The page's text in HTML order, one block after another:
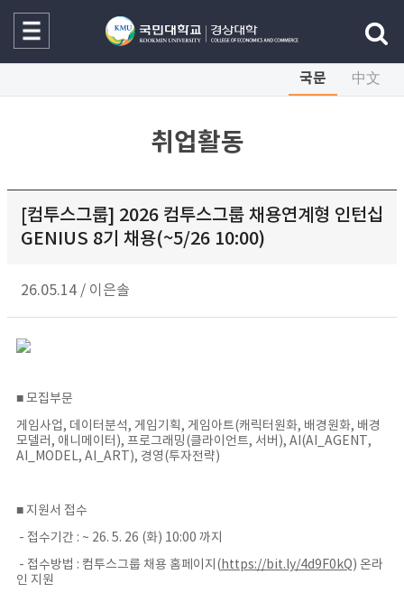
국문 中文
취업활동
[컴투스그룹] 2026 컴투스그룹 채용연계형 인턴십
GENIUS 8기 채용(~5/26 10:00)
26.05.14 / 이은솔
■ 모집부문
게임사업, 데이터분석, 게임기획, 게임아트(캐릭터원화, 배경원화, 배경
모델러, 애니메이터), 프로그래밍(클라이언트, 서버), AI(AI_AGENT,
AI_MODEL, AI_ART), 경영(투자전략)
■ 지원서 접수
- 접수기간 : ~ 26. 5. 26 (화) 10:00 까지
- 접수방법 : 컴투스그룹 채용 홈페이지( https://bit.ly/4d9F0kQ) 온라
인 지원